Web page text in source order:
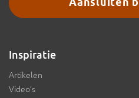
Aansluiten
Inspiratie
Artikelen
Video’s